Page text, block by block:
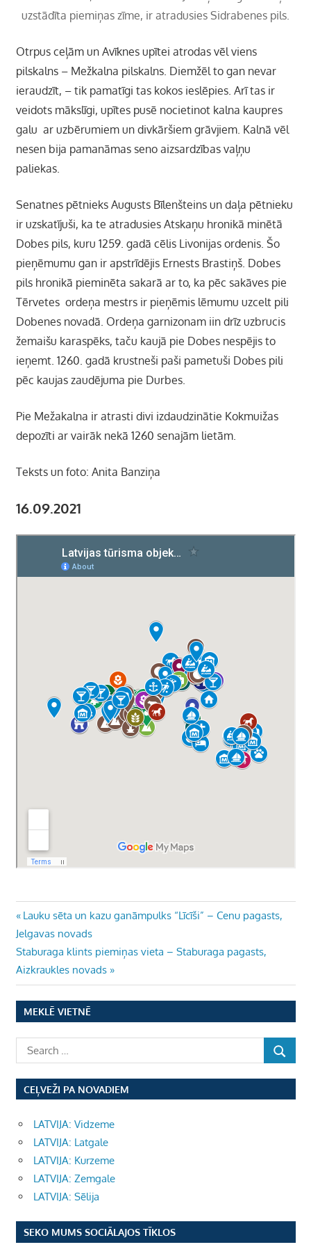
uzstādīta piemiņas zīme, ir atradusies Sidrabenes pils.
Otrpus ceļām un Avīknes upītei atrodas vēl viens
pilskalns – Mežkalna pilskalns. Diemžēl to gan nevar
ieraudzīt, – tik pamatīgi tas kokos ieslēpies. Arī tas ir
veidots mākslīgi, upītes pusē nocietinot kalna kaupres
galu ar uzbērumiem un divkāršiem grāvjiem. Kalnā vēl
nesen bija pamanāmas seno aizsardzības vaļņu
paliekas.
Senatnes pētnieks Augusts Bīlenšteins un daļa pētnieku
ir uzskatījuši, ka te atradusies Atskaņu hronikā minētā
Dobes pils, kuru 1259. gadā cēlis Livonijas ordenis. Šo
pieņēmumu gan ir apstrīdējis Ernests Brastiņš. Dobes
pils hronikā pieminēta sakarā ar to, ka pēc sakāves pie
Tērvetes ordeņa mestrs ir pieņēmis lēmumu uzcelt pili
Dobenes novadā. Ordeņa garnizonam iin drīz uzbrucis
žemaišu karaspēks, taču kaujā pie Dobes nespējis to
ieņemt. 1260. gadā krustneši paši pametuši Dobes pili
pēc kaujas zaudējuma pie Durbes.
Pie Mežakalna ir atrasti divi izdaudzinātie Kokmuižas
depozīti ar vairāk nekā 1260 senajām lietām.
Teksts un foto: Anita Banziņa
16.09.2021
Ziņu
izvēlne
Previous
Post:
Lauku sēta un kazu ganāmpulks “Līcīši” – Cenu pagasts,
Jelgavas novads
Next
Post:
Staburaga klints piemiņas vieta – Staburaga pagasts,
Aizkraukles novads
MEKLĒ VIETNĒ
CEĻVEŽI PA NOVADIEM
LATVIJA: Vidzeme
LATVIJA: Latgale
LATVIJA: Kurzeme
LATVIJA: Zemgale
LATVIJA: Sēlija
SEKO MUMS SOCIĀLAJOS TĪKLOS